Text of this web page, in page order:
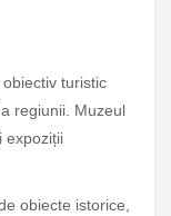
turistic
regiunii. Muzeul
expoziții
obiecte istorice,